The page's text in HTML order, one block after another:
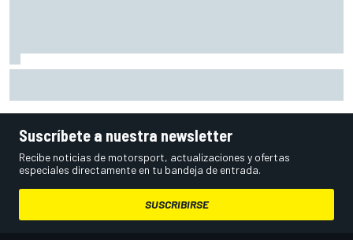
Suscríbete a nuestra newsletter
Recibe noticias de motorsport, actualizaciones y ofertas
especiales directamente en tu bandeja de entrada.
SUSCRIBIRSE